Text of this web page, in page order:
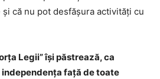
că nu pot desfăşura activităţi cu
Legii” își păstrează, ca
faţă de toate